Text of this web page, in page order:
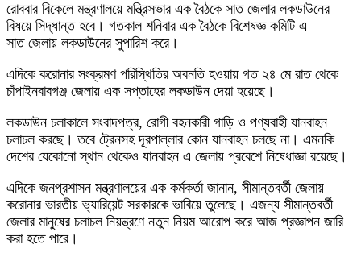
রোববার বিকেলে মন্ত্রণালয়ে মন্ত্রিসভার এক বৈঠকে সাত জেলার লকডাউনের
বিষয়ে সিদ্ধান্ত হবে। গতকাল শনিবার এক বৈঠকে বিশেষজ্ঞ কমিটি এ
সাত জেলায় লকডাউনের সুপারিশ করে।
এদিকে করোনার সংক্রমণ পরিস্থিতির অবনতি হওয়ায় গত ২৪ মে রাত থেকে
চাঁপাইনবাবগঞ্জ জেলায় এক সপ্তাহের লকডাউন দেয়া হয়েছে।
লকডাউন চলাকালে সংবাদপত্র, রোগী বহনকারী গাড়ি ও পণ্যবাহী যানবাহন
চলাচল করছে। তবে ট্রেনসহ দূরপাল্লার কোন যানবাহন চলছে না। এমনকি
দেশের যেকোনো স্থান থেকেও যানবাহন এ জেলায় প্রবেশে নিষেধাজ্ঞা রয়েছে।
এদিকে জনপ্রশাসন মন্ত্রণালয়ের এক কর্মকর্তা জানান, সীমান্তবর্তী জেলায়
করোনার ভারতীয় ভ্যারিয়েন্ট সরকারকে ভাবিয়ে তুলেছে। এজন্য সীমান্তবর্তী
জেলার মানুষের চলাচল নিয়ন্ত্রণে নতুন নিয়ম আরোপ করে আজ প্রজ্ঞাপন জারি
করা হতে পারে।